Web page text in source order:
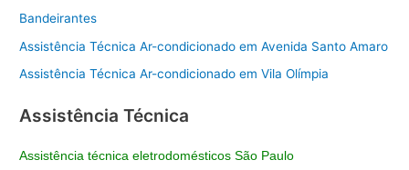
Bandeirantes
Assistência Técnica Ar-condicionado em Avenida Santo Amaro
Assistência Técnica Ar-condicionado em Vila Olímpia
Assistência Técnica
Assistência técnica eletrodomésticos São Paulo